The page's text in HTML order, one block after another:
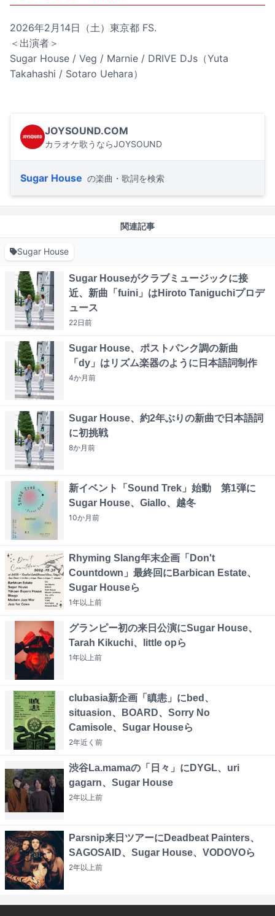
2026年2月14日（土）東京都 FS.
＜出演者＞
Sugar House / Veg / Marnie / DRIVE DJs（Yuta
Takahashi / Sotaro Uehara）
JOYSOUND.COM
カラオケ歌うならJOYSOUND
Sugar House の楽曲・歌詞を検索
関連記事
Sugar House
Sugar Houseがクラブミュージックに接
近、新曲「fuini」はHiroto Taniguchiプロデ
ュース
22日前
Sugar House、ポストパンク調の新曲
「dy」はリズム楽器のように日本語詞制作
4か月前
Sugar House、約2年ぶりの新曲で日本語詞
に初挑戦
8か月前
新イベント「Sound Trek」始動 第1弾に
Sugar House、Giallo、越冬
10か月前
Rhyming Slang年末企画「Don't
Countdown」最終回にBarbican Estate、
Sugar Houseら
1年以上前
グランピー初の来日公演にSugar House、
Tarah Kikuchi、little opら
1年以上前
clubasia新企画「瞋恚」にbed、
situasion、BOARD、Sorry No
Camisole、Sugar Houseら
2年近く 前
渋谷La.mamaの「日々」にDYGL、uri
gagarn、Sugar House
2年以上前
Parsnip来日ツアーにDeadbeat Painters、
SAGOSAID、Sugar House、VODOVOら
2年以上前